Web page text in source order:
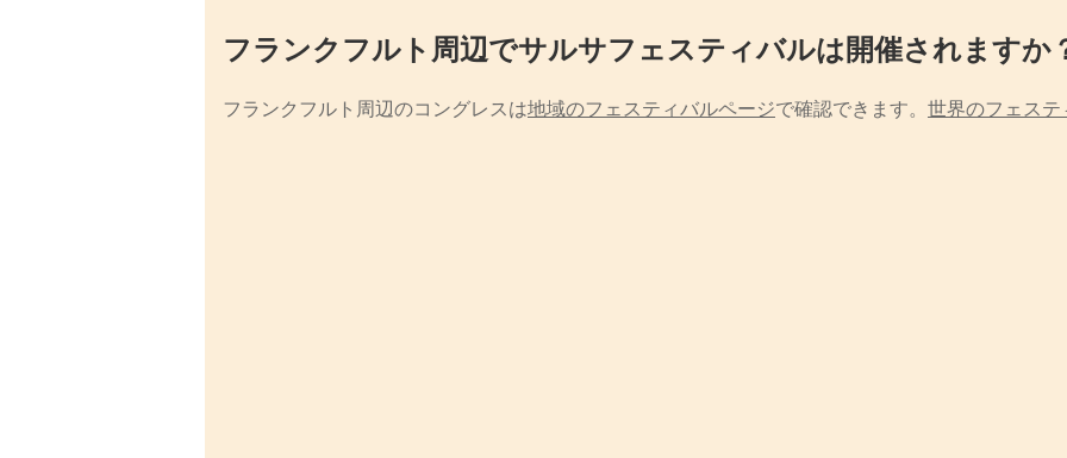
フランクフルト周辺でサルサフェスティバルは開催されますか
フランクフルト周辺のコングレスは地域のフェスティバルページで確認できます。 世界のフェス